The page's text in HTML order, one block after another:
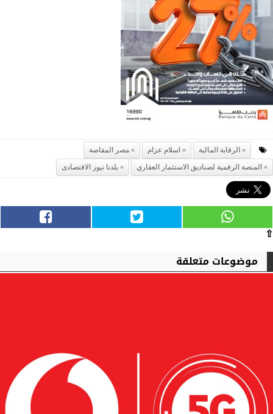
الرقابة المالية اسلام عزام
مصر المقاصة
المنصة الرقمية لصناديق الاستثمار العقاري
بلدنا نيوز الاقتصادى
⇧
موضوعات متعلقة